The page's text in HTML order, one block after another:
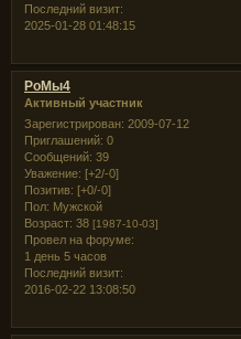
Последний визит:
2025-01-28 01:48:15
РоМы4
Активный участник
Зарегистрирован: 2009-07-12
Приглашений: 0
Сообщений: 39
Уважение: [+2/-0]
Позитив: [+0/-0]
Пол: Мужской
Возраст: 38 [1987-10-03]
Провел на форуме:
1 день 5 часов
Последний визит:
2016-02-22 13:08:50